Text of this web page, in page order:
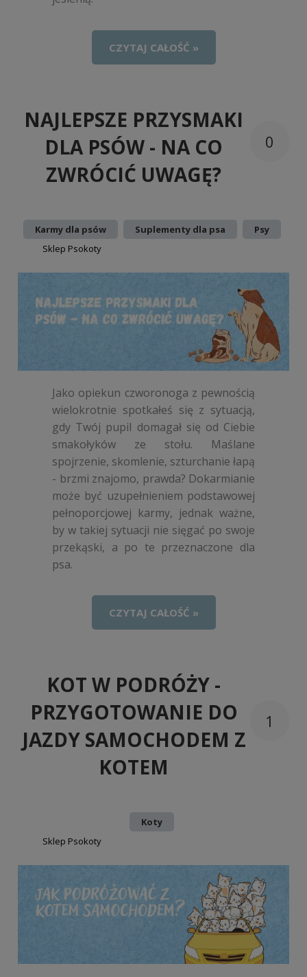
CZYTAJ CAŁOŚĆ »
NAJLEPSZE PRZYSMAKI
DLA PSÓW - NA CO
ZWRÓCIĆ UWAGĘ?
0
Karmy dla psów
Suplementy dla psa
Psy
Sklep Psokoty
Jako opiekun czworonoga z pewnością
wielokrotnie spotkałeś się z sytuacją,
gdy Twój pupil domagał się od Ciebie
smakołyków ze stołu. Maślane
spojrzenie, skomlenie, szturchanie łapą
- brzmi znajomo, prawda? Dokarmianie
może być uzupełnieniem podstawowej
pełnoporcjowej karmy, jednak ważne,
by w takiej sytuacji nie sięgać po swoje
przekąski, a po te przeznaczone dla
psa.
CZYTAJ CAŁOŚĆ »
KOT W PODRÓŻY -
PRZYGOTOWANIE DO
JAZDY SAMOCHODEM Z
KOTEM
1
Koty
Sklep Psokoty